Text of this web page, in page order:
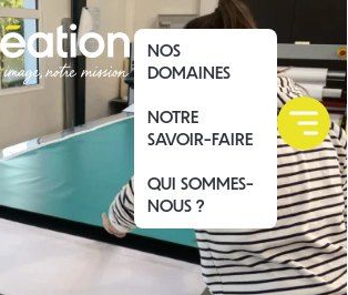
NOS
DOMAINES
NOTRE
SAVOIR-FAIRE
QUI SOMMES-
NOUS ?